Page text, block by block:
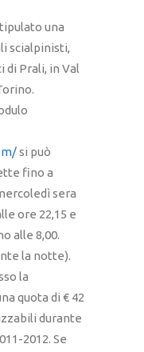
una
scialpinisti,
di Prali, in Val
si può
fino a
sera
ore 22,15 e
alle 8,00.
la notte).
la
quota di € 42
durante
2012. Se